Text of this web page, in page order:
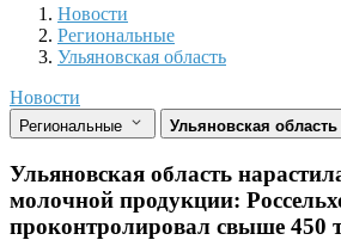
Новости
Разделы
Новости
Региональные
Ульяновская область
Новости
Региональные Ульяновская область
Ульяновская область
молочной продукции:
проконтролировал свыше 450